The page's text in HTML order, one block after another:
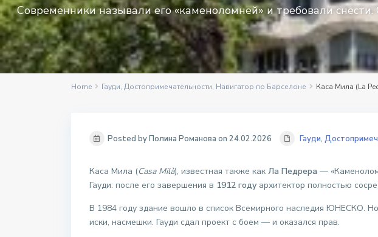
Современники называли его «каменоломней» и требовали
Home Гауди, Достопримечательности, Навигатор по Барселоне Каса Мила (La
Posted by Полина Романова on 24.02.2026 Гауди,
Каса Мила (Casa Milà), известная также как Ла Педрера —
Гауди: после его завершения в 1912 году архитектор полностью
В 1984 году здание вошло в список Всемирного наследия ЮНЕСКО.
иски, насмешки. Гауди сдал проект с боем — и оказался прав.